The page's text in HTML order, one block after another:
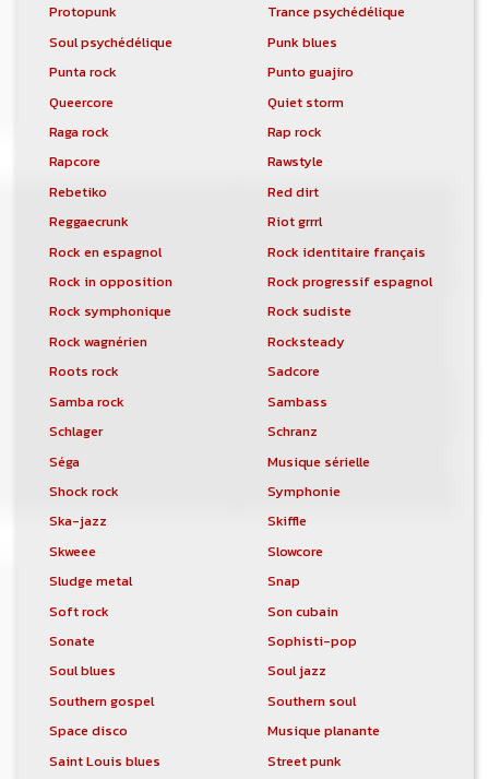
Protopunk
Trance psychédélique
Soul psychédélique
Punk blues
Punta rock
Punto guajiro
Queercore
Quiet storm
Raga rock
Rap rock
Rapcore
Rawstyle
Rebetiko
Red dirt
Reggaecrunk
Riot grrrl
Rock en espagnol
Rock identitaire français
Rock in opposition
Rock progressif espagnol
Rock symphonique
Rock sudiste
Rock wagnérien
Rocksteady
Roots rock
Sadcore
Samba rock
Sambass
Schlager
Schranz
Séga
Musique sérielle
Shock rock
Symphonie
Ska-jazz
Skiffle
Skweee
Slowcore
Sludge metal
Snap
Soft rock
Son cubain
Sonate
Sophisti-pop
Soul blues
Soul jazz
Southern gospel
Southern soul
Space disco
Musique planante
Saint Louis blues
Street punk